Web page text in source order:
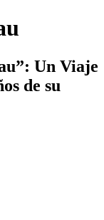
Un Viaje
de su